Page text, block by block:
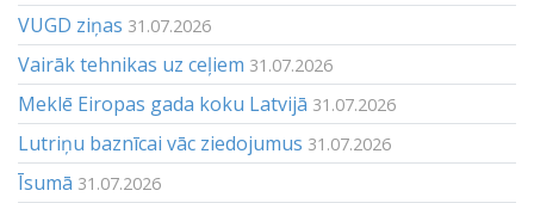
VUGD ziņas 31.07.2026
Vairāk tehnikas uz ceļiem 31.07.2026
Meklē Eiropas gada koku Latvijā 31.07.2026
Lutriņu baznīcai vāc ziedojumus 31.07.2026
Īsumā 31.07.2026